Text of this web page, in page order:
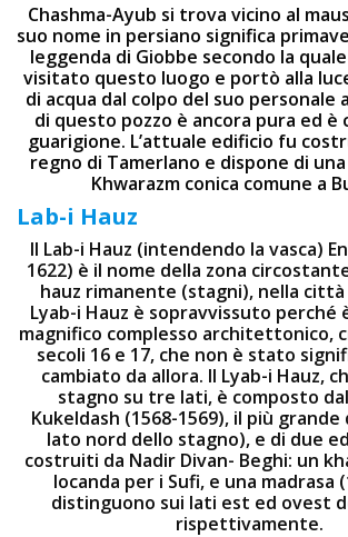
Chashma-Ayub si trova vicino al
suo nome in persiano significa
leggenda di Giobbe secondo la
visitato questo luogo e portò alla
di acqua dal colpo del suo personale
di questo pozzo è ancora pura ed è
guarigione. L’attuale edificio fu
regno di Tamerlano e dispone di
Khwarazm conica comune a
Lab-i Hauz
Il Lab-i Hauz (intendendo la vasca)
1622) è il nome della zona
hauz rimanente (stagni), nella città
Lyab-i Hauz è sopravvissuto perché
magnifico complesso architettonico,
secoli 16 e 17, che non è stato
cambiato da allora. Il Lyab-i Hauz,
stagno su tre lati, è composto
Kukeldash (1568-1569), il più
lato nord dello stagno), e di due
costruiti da Nadir Divan- Beghi: un
locanda per i Sufi, e una madrasa
distinguono sui lati est ed ovest
rispettivamente.